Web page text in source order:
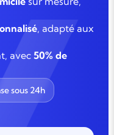
, adapté aux
avec50% de
sous 24h